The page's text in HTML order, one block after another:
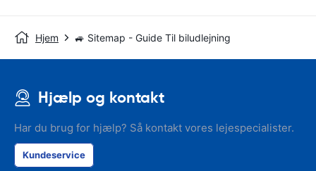
Hjem 🚙 Sitemap - Guide Til biludlejning
Hjælp og kontakt
Har du brug for hjælp? Så kontakt vores lejespecialister.
Kundeservice